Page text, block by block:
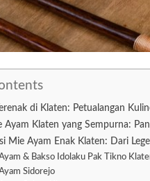
di Klaten: Petualangan
Ayam Klaten yang Sempurna:
Mie Ayam Enak Klaten: Dari
& Bakso Idolaku Pak Tikno
Sidorejo